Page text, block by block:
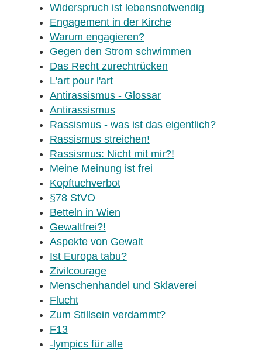
Widerspruch ist lebensnotwendig
Engagement in der Kirche
Warum engagieren?
Gegen den Strom schwimmen
Das Recht zurechtrücken
L'art pour l'art
Antirassismus - Glossar
Antirassismus
Rassismus - was ist das eigentlich?
Rassismus streichen!
Rassismus: Nicht mit mir?!
Meine Meinung ist frei
Kopftuchverbot
§78 StVO
Betteln in Wien
Gewaltfrei?!
Aspekte von Gewalt
Ist Europa tabu?
Zivilcourage
Menschenhandel und Sklaverei
Flucht
Zum Stillsein verdammt?
F13
-lympics für alle